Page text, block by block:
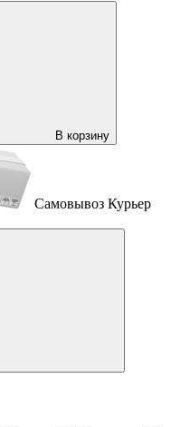
В корзину
Самовывоз Курьер